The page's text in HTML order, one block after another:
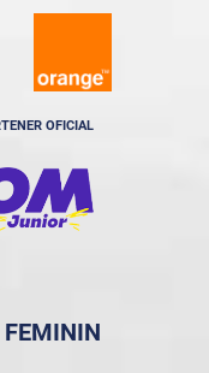
OFICIAL
FEMININ